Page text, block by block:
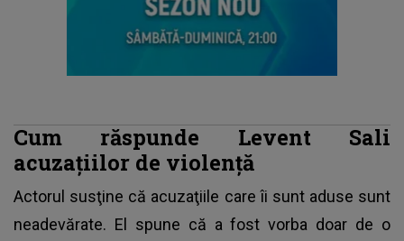
Cum răspunde Levent Sali
acuzaţiilor de violenţă
Actorul susţine că acuzaţiile care îi sunt aduse sunt
neadevărate. El spune că a fost vorba doar de o